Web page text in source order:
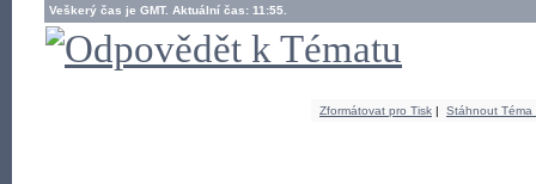
Veškerý čas je GMT. Aktuální čas: 11:55.
Zformátovat pro Tisk | Stáhnout Téma